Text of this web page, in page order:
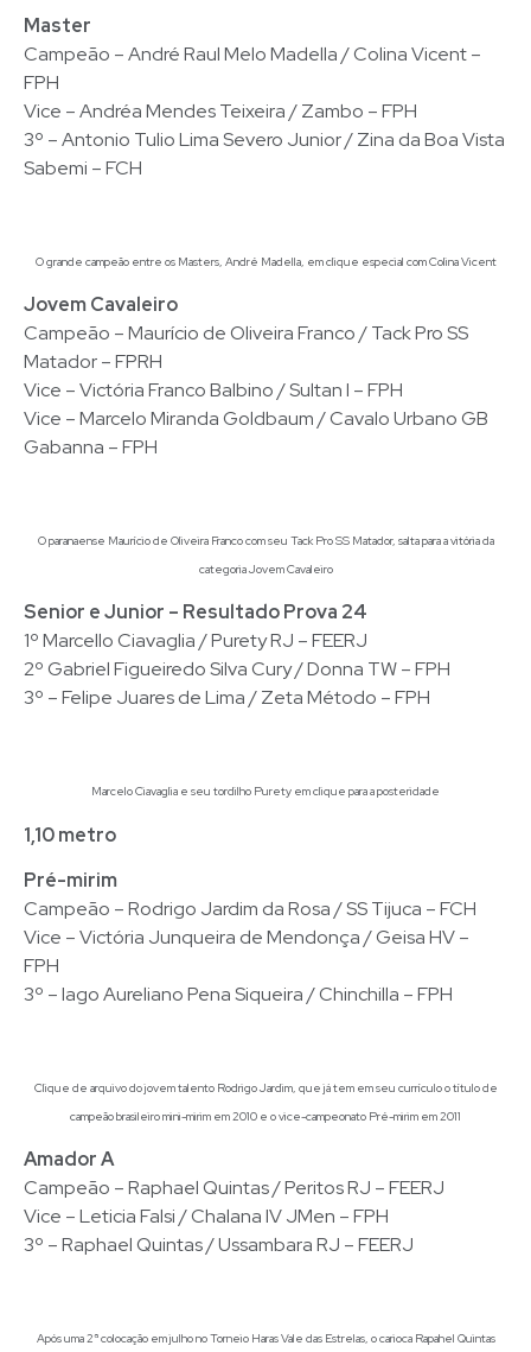
Master
Campeão – André Raul Melo Madella / Colina Vicent –
FPH
Vice – Andréa Mendes Teixeira / Zambo – FPH
3º – Antonio Tulio Lima Severo Junior / Zina da Boa Vista
Sabemi – FCH
O grande campeão entre os Masters, André Madella, em clique especial com Colina Vicent
Jovem Cavaleiro
Campeão – Maurício de Oliveira Franco / Tack Pro SS
Matador – FPRH
Vice – Victória Franco Balbino / Sultan I – FPH
Vice – Marcelo Miranda Goldbaum / Cavalo Urbano GB
Gabanna – FPH
O paranaense Maurício de Oliveira Franco com seu Tack Pro SS Matador, salta para a vitória da
categoria Jovem Cavaleiro
Senior e Junior – Resultado Prova 24
1º Marcello Ciavaglia / Purety RJ – FEERJ
2º Gabriel Figueiredo Silva Cury / Donna TW – FPH
3º – Felipe Juares de Lima / Zeta Método – FPH
Marcelo Ciavaglia e seu tordilho Purety em clique para a posteridade
1,10 metro
Pré-mirim
Campeão – Rodrigo Jardim da Rosa / SS Tijuca – FCH
Vice – Victória Junqueira de Mendonça / Geisa HV –
FPH
3º – Iago Aureliano Pena Siqueira / Chinchilla – FPH
Clique de arquivo do jovem talento Rodrigo Jardim, que já tem em seu currículo o título de
campeão brasileiro mini-mirim em 2010 e o vice-campeonato Pré-mirim em 2011
Amador A
Campeão – Raphael Quintas / Peritos RJ – FEERJ
Vice – Leticia Falsi / Chalana IV JMen – FPH
3º – Raphael Quintas / Ussambara RJ – FEERJ
Após uma 2ª colocação em julho no Torneio Haras Vale das Estrelas, o carioca Rapahel Quintas